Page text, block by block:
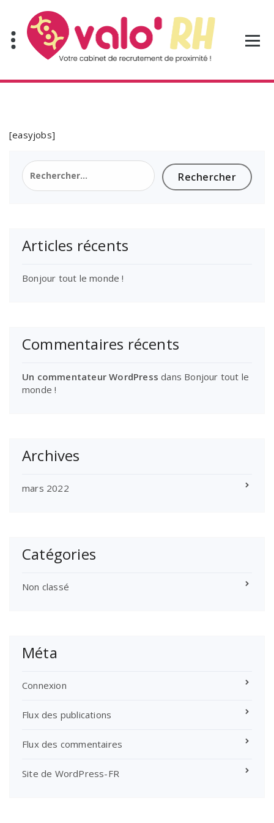
contenu
[easyjobs]
Rechercher :
Articles récents
Bonjour tout le monde !
Commentaires récents
Un commentateur WordPress dans Bonjour tout le
monde !
Archives
mars 2022
Catégories
Non classé
Méta
Connexion
Flux des publications
Flux des commentaires
Site de WordPress-FR